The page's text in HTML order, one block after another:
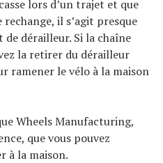
lors d’un trajet et que
rechange, il s’agit presque
dérailleur. Si la chaîne
la retirer du dérailleur
ramener le vélo à la maison
Wheels Manufacturing,
que vous pouvez
à la maison.